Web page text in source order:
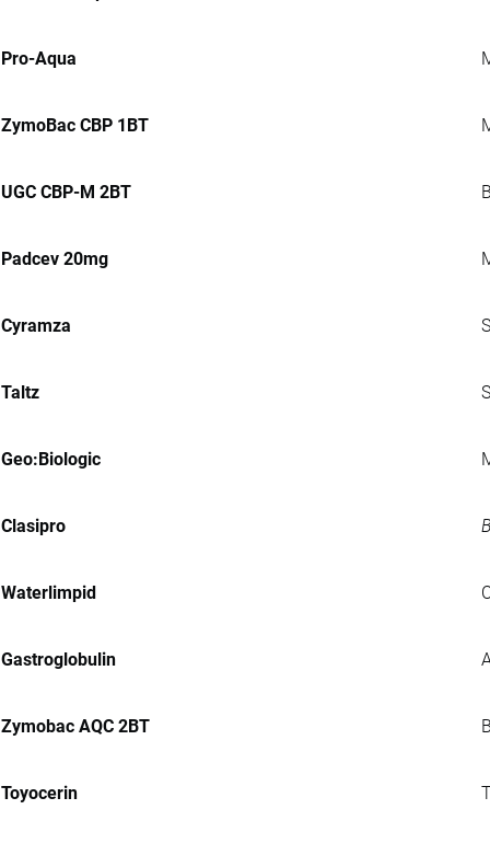
Pro-Aqua
ZymoBac CBP 1BT
UGC CBP-M 2BT
Padcev 20mg
Cyramza
Taltz
Geo:Biologic
Clasipro
Waterlimpid
Gastroglobulin
Zymobac AQC 2BT
Toyocerin